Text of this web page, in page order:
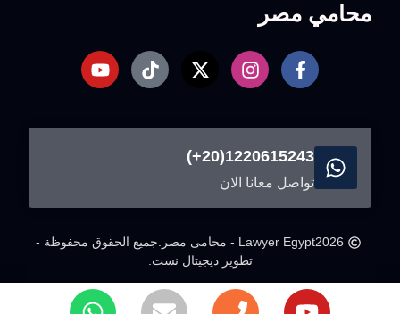
محامي مصر
1220615243(20+)
تواصل معانا الان
2026Lawyer Egypt - محامى مصر.
جميع الحقوق محفوظة -
تطوير ديجيتال نست.